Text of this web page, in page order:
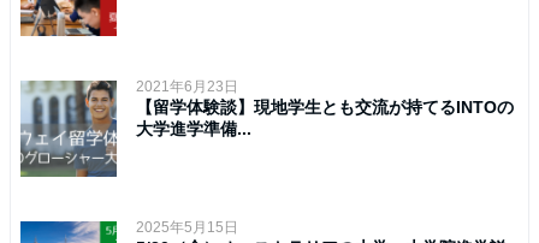
2021年6月23日
【留学体験談】現地学生とも交流が持てるINTOの
大学進学準備...
2025年5月15日